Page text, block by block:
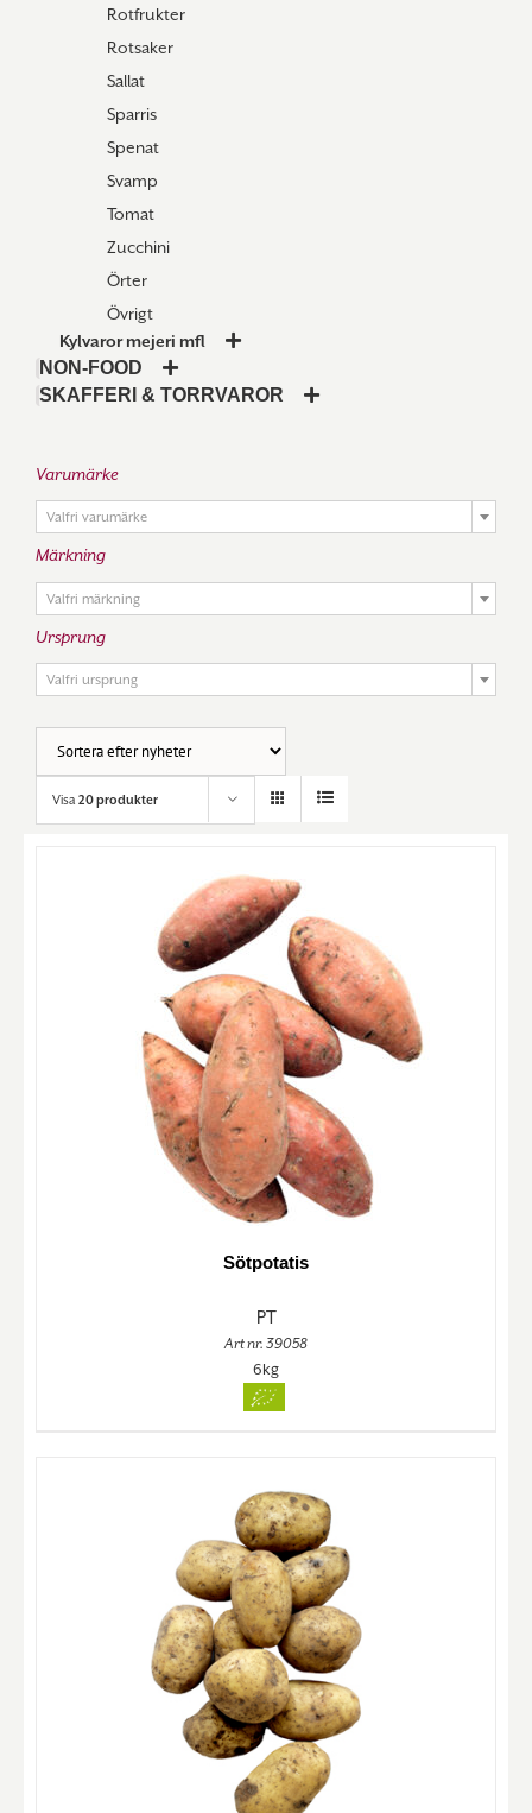
Visa 20 produkter
Sötpotatis
PT
Art nr. 39058
6kg
Rotfrukter
Rotsaker
Sallat
Sparris
Spenat
Svamp
Tomat
Zucchini
Örter
Övrigt
Kylvaror mejeri mfl
NON-FOOD
SKAFFERI & TORRVAROR
Varumärke
Valfri varumärke
Märkning
Valfri märkning
Ursprung
Valfri ursprung